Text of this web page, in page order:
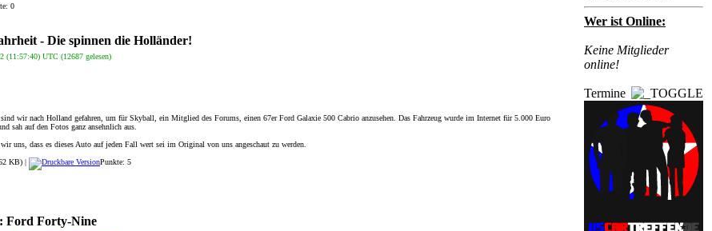
0
- Die spinnen die Holländer!
(11:57:40) UTC (12687 gelesen)
wir nach Holland gefahren, um für Skyball, ein Mitglied des Forums, einen 67er Ford Galaxie 500 Cabrio anzusehen. Das Fahrzeug wurde im Internet für 5.000 Euro
sah auf den Fotos ganz ansehnlich aus.
uns, dass es dieses Auto auf jeden Fall wert sei im Original von uns angeschaut zu werden.
KB) | Punkte: 5
Ford Forty-Nine
Wer ist Online:
Keine Mitglieder
online!
Termine